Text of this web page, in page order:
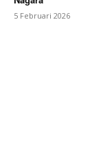
5 Februari 2026